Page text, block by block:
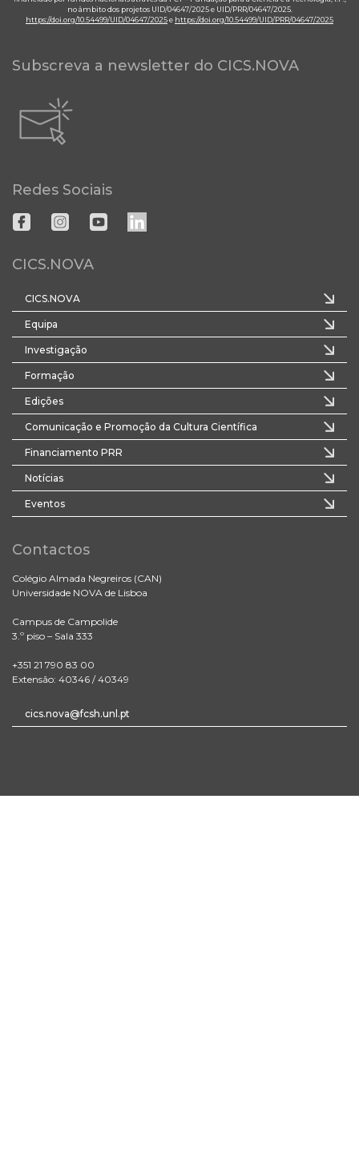
no âmbito dos projetos UID/04647/2025 e UID/PRR/04647/2025.
https://doi.org/10.54499/UID/04647/2025e https://doi.org/10.54499/UID/PRR/04647/2025
Subscreva a newsletter do CICS.NOVA
Redes Sociais
CICS.NOVA
CICS.NOVA
Equipa
Investigação
Formação
Edições
Comunicação e Promoção da Cultura Científica
Financiamento PRR
Notícias
Eventos
Contactos
Colégio Almada Negreiros (CAN)
Universidade NOVA de Lisboa
Campus de Campolide
3.º piso – Sala 333
+351 21 790 83 00
Extensão: 40346 / 40349
cics.nova@fcsh.unl.pt